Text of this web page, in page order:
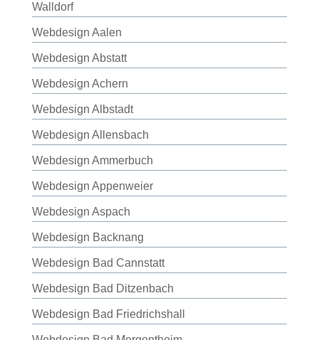
Walldorf
Webdesign Aalen
Webdesign Abstatt
Webdesign Achern
Webdesign Albstadt
Webdesign Allensbach
Webdesign Ammerbuch
Webdesign Appenweier
Webdesign Aspach
Webdesign Backnang
Webdesign Bad Cannstatt
Webdesign Bad Ditzenbach
Webdesign Bad Friedrichshall